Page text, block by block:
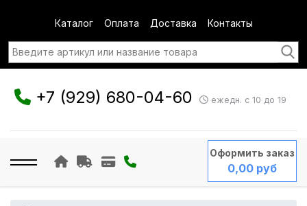
Каталог Оплата Доставка Контакты
+7 (929) 680-04-60 ежедн. с 10 до 19
Оформить заказ
0,00 руб